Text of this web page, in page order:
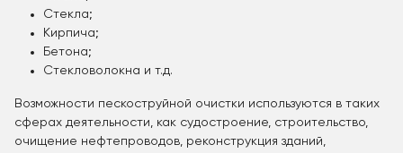
Стекла;
Кирпича;
Бетона;
Стекловолокна и т.д.
Возможности пескоструйной очистки используются в таких
сферах деятельности, как судостроение, строительство,
очищение нефтепроводов, реконструкция зданий,